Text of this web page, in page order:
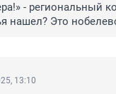
- региональный
нашел? Это
13:10